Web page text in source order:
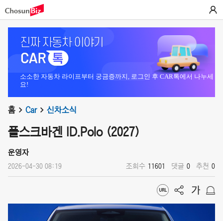
소소한 자동차 라이프부터 궁금증까지, 로그인 후 CAR톡에서 나누세
요!
홈 Car 신차소식
폴스크바겐 ID.Polo (2027)
운영자
2026-04-30 08:19 조회수 11601 댓글 0 추천 0